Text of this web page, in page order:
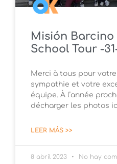
Misión Barcino
School Tour -
Merci à tous pour
sympathie et votre
équipe. À l’année
décharger les photos
LEER MÁS >>
8 abril 2023 No hay